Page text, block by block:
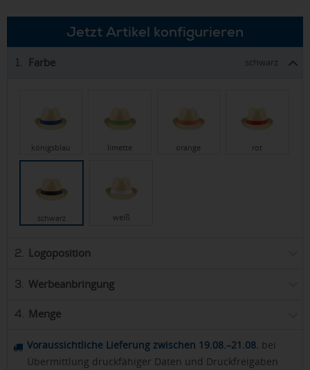
Jetzt Artikel konfigurieren
1. Farbe schwarz
königsblau limette orange rot
schwarz weiß
2. Logoposition
3. Werbeanbringung
4. Menge
Voraussichtliche Lieferung zwischen 19.08.–21.08. bei
Übermittlung druckfähiger Daten und Druckfreigaben